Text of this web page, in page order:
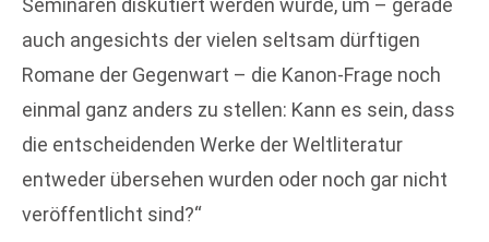
Seminaren diskutiert werden würde, um – gerade
auch angesichts der vielen seltsam dürftigen
Romane der Gegenwart – die Kanon-Frage noch
einmal ganz anders zu stellen: Kann es sein, dass
die entscheidenden Werke der Weltliteratur
entweder übersehen wurden oder noch gar nicht
veröffentlicht sind?“